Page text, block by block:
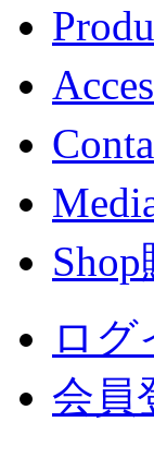
Shop
ログ
会員